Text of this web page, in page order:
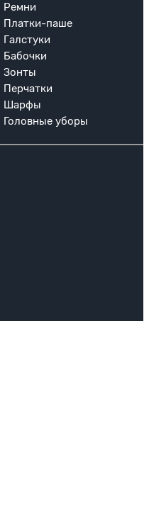
Ремни
Платки-паше
Галстуки
Бабочки
Зонты
Перчатки
Шарфы
Головные уборы